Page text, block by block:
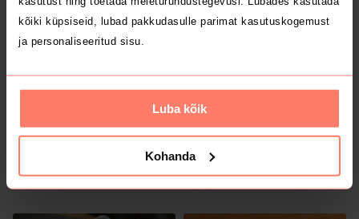
kõiki küpsiseid, lubad pakkudasulle parimat kasutuskogemust
ja personaliseeritud sisu.
Luba kõik
Kohanda
Adidas
30 €
Vans